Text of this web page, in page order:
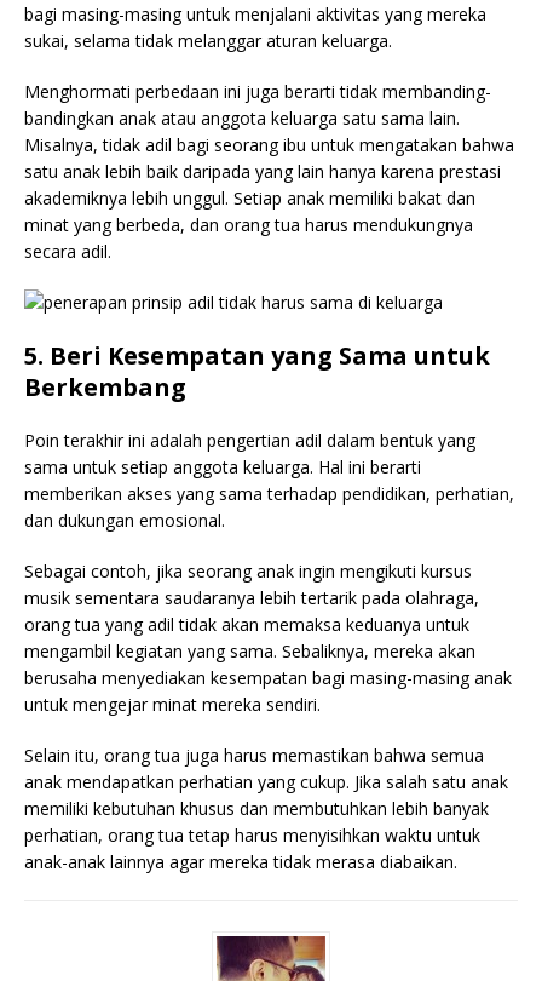
bagi masing-masing untuk menjalani aktivitas yang mereka
sukai, selama tidak melanggar aturan keluarga.
Menghormati perbedaan ini juga berarti tidak membanding-
bandingkan anak atau anggota keluarga satu sama lain.
Misalnya, tidak adil bagi seorang ibu untuk mengatakan bahwa
satu anak lebih baik daripada yang lain hanya karena prestasi
akademiknya lebih unggul. Setiap anak memiliki bakat dan
minat yang berbeda, dan orang tua harus mendukungnya
secara adil.
5. Beri Kesempatan yang Sama untuk
Berkembang
Poin terakhir ini adalah pengertian adil dalam bentuk yang
sama untuk setiap anggota keluarga. Hal ini berarti
memberikan akses yang sama terhadap pendidikan, perhatian,
dan dukungan emosional.
Sebagai contoh, jika seorang anak ingin mengikuti kursus
musik sementara saudaranya lebih tertarik pada olahraga,
orang tua yang adil tidak akan memaksa keduanya untuk
mengambil kegiatan yang sama. Sebaliknya, mereka akan
berusaha menyediakan kesempatan bagi masing-masing anak
untuk mengejar minat mereka sendiri.
Selain itu, orang tua juga harus memastikan bahwa semua
anak mendapatkan perhatian yang cukup. Jika salah satu anak
memiliki kebutuhan khusus dan membutuhkan lebih banyak
perhatian, orang tua tetap harus menyisihkan waktu untuk
anak-anak lainnya agar mereka tidak merasa diabaikan.